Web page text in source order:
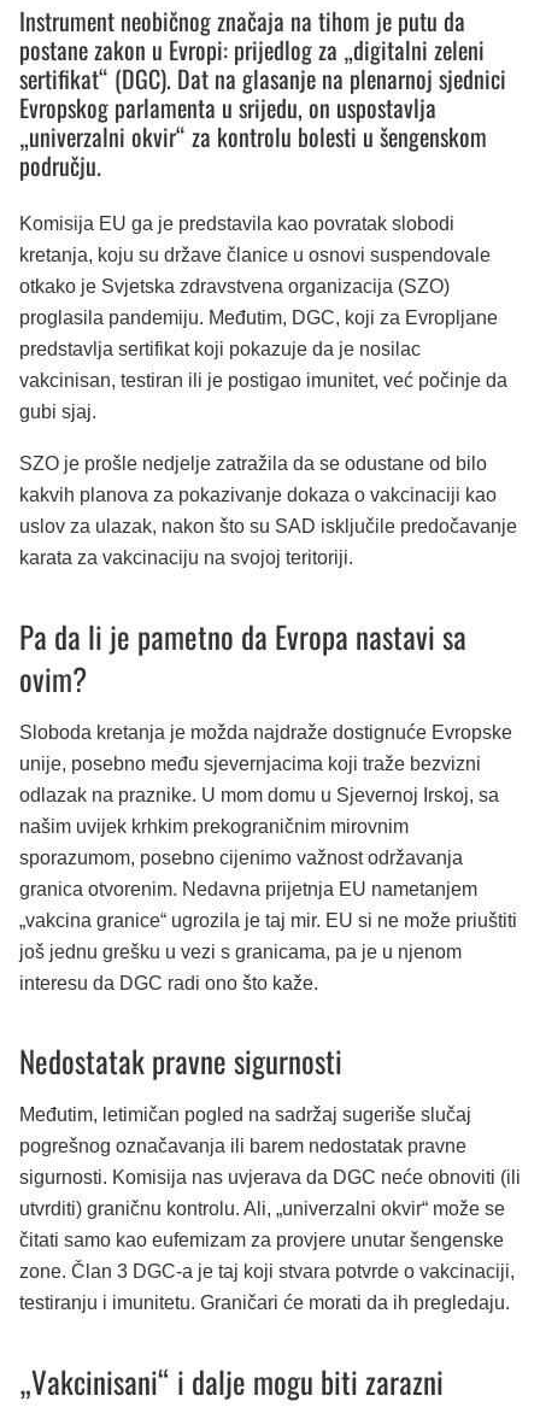
Instrument neobičnog značaja na tihom je putu da
postane zakon u Evropi: prijedlog za „digitalni zeleni
sertifikat“ (DGC). Dat na glasanje na plenarnoj sjednici
Evropskog parlamenta u srijedu, on uspostavlja
„univerzalni okvir“ za kontrolu bolesti u šengenskom
području.
Komisija EU ga je predstavila kao povratak slobodi
kretanja, koju su države članice u osnovi suspendovale
otkako je Svjetska zdravstvena organizacija (SZO)
proglasila pandemiju. Međutim, DGC, koji za Evropljane
predstavlja sertifikat koji pokazuje da je nosilac
vakcinisan, testiran ili je postigao imunitet, već počinje da
gubi sjaj.
SZO je prošle nedjelje zatražila da se odustane od bilo
kakvih planova za pokazivanje dokaza o vakcinaciji kao
uslov za ulazak, nakon što su SAD isključile predočavanje
karata za vakcinaciju na svojoj teritoriji.
Pa da li je pametno da Evropa nastavi sa
ovim?
Sloboda kretanja je možda najdraže dostignuće Evropske
unije, posebno među sjevernjacima koji traže bezvizni
odlazak na praznike. U mom domu u Sjevernoj Irskoj, sa
našim uvijek krhkim prekograničnim mirovnim
sporazumom, posebno cijenimo važnost održavanja
granica otvorenim. Nedavna prijetnja EU nametanjem
„vakcina granice“ ugrozila je taj mir. EU si ne može priuštiti
još jednu grešku u vezi s granicama, pa je u njenom
interesu da DGC radi ono što kaže.
Nedostatak pravne sigurnosti
Međutim, letimičan pogled na sadržaj sugeriše slučaj
pogrešnog označavanja ili barem nedostatak pravne
sigurnosti. Komisija nas uvjerava da DGC neće obnoviti (ili
utvrditi) graničnu kontrolu. Ali, „univerzalni okvir“ može se
čitati samo kao eufemizam za provjere unutar šengenske
zone. Član 3 DGC-a je taj koji stvara potvrde o vakcinaciji,
testiranju i imunitetu. Graničari će morati da ih pregledaju.
„Vakcinisani“ i dalje mogu biti zarazni